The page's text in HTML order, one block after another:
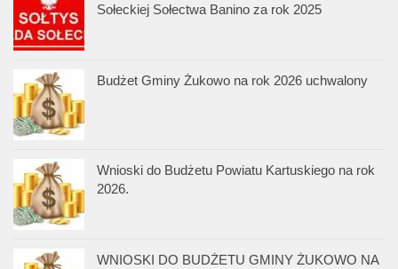
Sołeckiej Sołectwa Banino za rok 2025
Budżet Gminy Żukowo na rok 2026 uchwalony
Wnioski do Budżetu Powiatu Kartuskiego na rok
2026.
WNIOSKI DO BUDŻETU GMINY ŻUKOWO NA